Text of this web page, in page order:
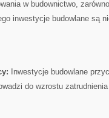
w budownictwo,
inwestycje budowlane są
Inwestycje budowlane
do wzrostu